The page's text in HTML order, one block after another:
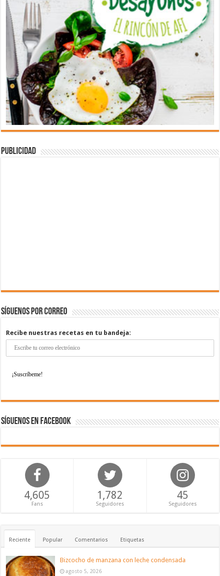
Publicidad
Síguenos por correo
Recibe nuestras recetas en tu bandeja:
Síguenos en Facebook
4,605
Fans
1,782
Seguidores
45
Seguidores
Reciente Popular Comentarios Etiquetas
Bizcocho de manzana con leche condensada
agosto 5, 2026